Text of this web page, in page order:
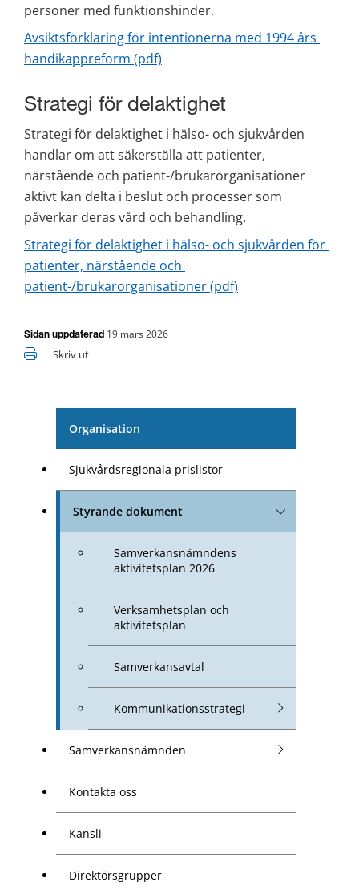
Organisation
Sjukvårdsregionala prislistor
Styrande dokument
Samverkansnämndens
aktivitetsplan 2026
Verksamhetsplan och
aktivitetsplan
Samverkansavtal
Kommunikationsstrategi
Samverkansnämnden
Kontakta oss
Kansli
Direktörsgrupper
personer med funktionshinder.
Avsiktsförklaring för intentionerna med 1994 års
handikappreform (pdf)
Strategi för delaktighet
Strategi för delaktighet i hälso- och sjukvården
handlar om att säkerställa att patienter,
närstående och patient-/brukarorganisationer
aktivt kan delta i beslut och processer som
påverkar deras vård och behandling.
Strategi för delaktighet i hälso- och sjukvården för
patienter, närstående och
patient-/brukarorganisationer (pdf)
Sidan uppdaterad 19 mars 2026
Skriv ut